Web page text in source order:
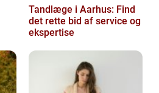
Tandlæge i Aarhus: Find
det rette bid af service og
ekspertise